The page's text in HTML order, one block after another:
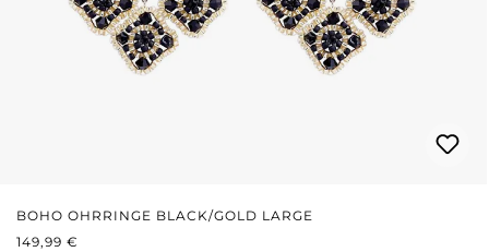
BOHO OHRRINGE BLACK/GOLD LARGE
REGULÄRER PREIS:
149,99 €